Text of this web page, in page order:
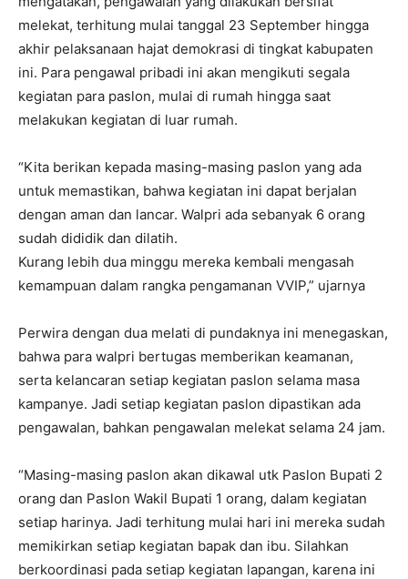
melekat, terhitung mulai tanggal 23 September hingga
akhir pelaksanaan hajat demokrasi di tingkat kabupaten
ini. Para pengawal pribadi ini akan mengikuti segala
kegiatan para paslon, mulai di rumah hingga saat
melakukan kegiatan di luar rumah.
“Kita berikan kepada masing-masing paslon yang ada
untuk memastikan, bahwa kegiatan ini dapat berjalan
dengan aman dan lancar. Walpri ada sebanyak 6 orang
sudah dididik dan dilatih.
Kurang lebih dua minggu mereka kembali mengasah
kemampuan dalam rangka pengamanan VVIP,” ujarnya
Perwira dengan dua melati di pundaknya ini menegaskan,
bahwa para walpri bertugas memberikan keamanan,
serta kelancaran setiap kegiatan paslon selama masa
kampanye. Jadi setiap kegiatan paslon dipastikan ada
pengawalan, bahkan pengawalan melekat selama 24 jam.
“Masing-masing paslon akan dikawal utk Paslon Bupati 2
orang dan Paslon Wakil Bupati 1 orang, dalam kegiatan
setiap harinya. Jadi terhitung mulai hari ini mereka sudah
memikirkan setiap kegiatan bapak dan ibu. Silahkan
berkoordinasi pada setiap kegiatan lapangan, karena ini